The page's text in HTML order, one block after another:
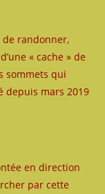
randonner,
« cache » de
sommets qui
depuis mars 2019
en direction
par cette